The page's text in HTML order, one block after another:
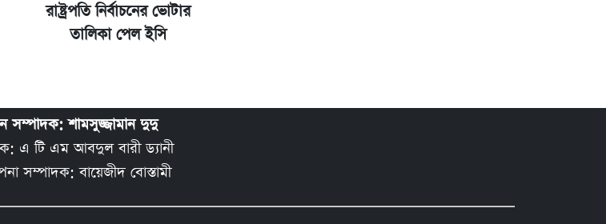
রাষ্ট্রপতি নির্বাচনের ভোটার
তালিকা পেল ইসি
সম্পাদক: শামসুজ্জামান দুদু
এ টি এম আবদুল বারী ড্যানী
সম্পাদক: বায়েজীদ বোস্তামী